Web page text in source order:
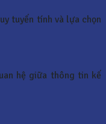
tuyến tính và lựa chọn
hệ giữa thông tin kế